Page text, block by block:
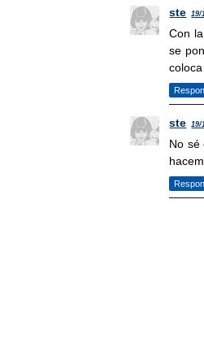
ste 19/
Con
se
ste 19/
No sé